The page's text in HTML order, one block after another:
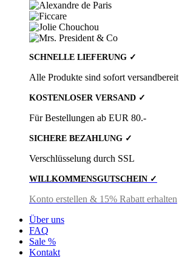
SCHNELLE LIEFERUNG ✓
Alle Produkte sind sofort versandbereit
KOSTENLOSER VERSAND ✓
Für Bestellungen ab EUR 80.-
SICHERE BEZAHLUNG ✓
Verschlüsselung durch SSL
WILLKOMMENSGUTSCHEIN ✓
Konto erstellen & 15% Rabatt erhalten
Über uns
FAQ
Sale %
Kontakt